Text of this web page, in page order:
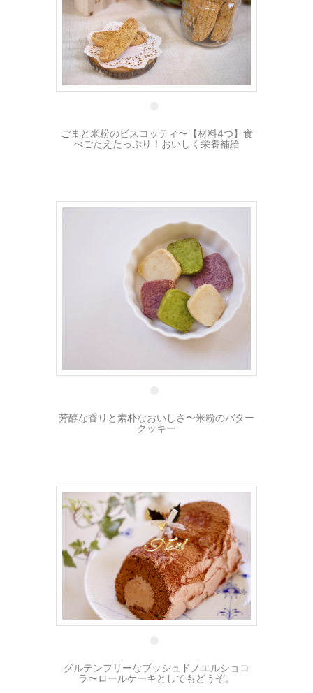
ごまと米粉のビスコッティ〜【材料4つ】食
べごたえたっぷり！おいしく栄養補給
芳醇な香りと素朴なおいしさ〜米粉のバター
クッキー
26 12月
グルテンフリーなブッシュドノエルショコ
ラ〜ロールケーキとしてもどうぞ。